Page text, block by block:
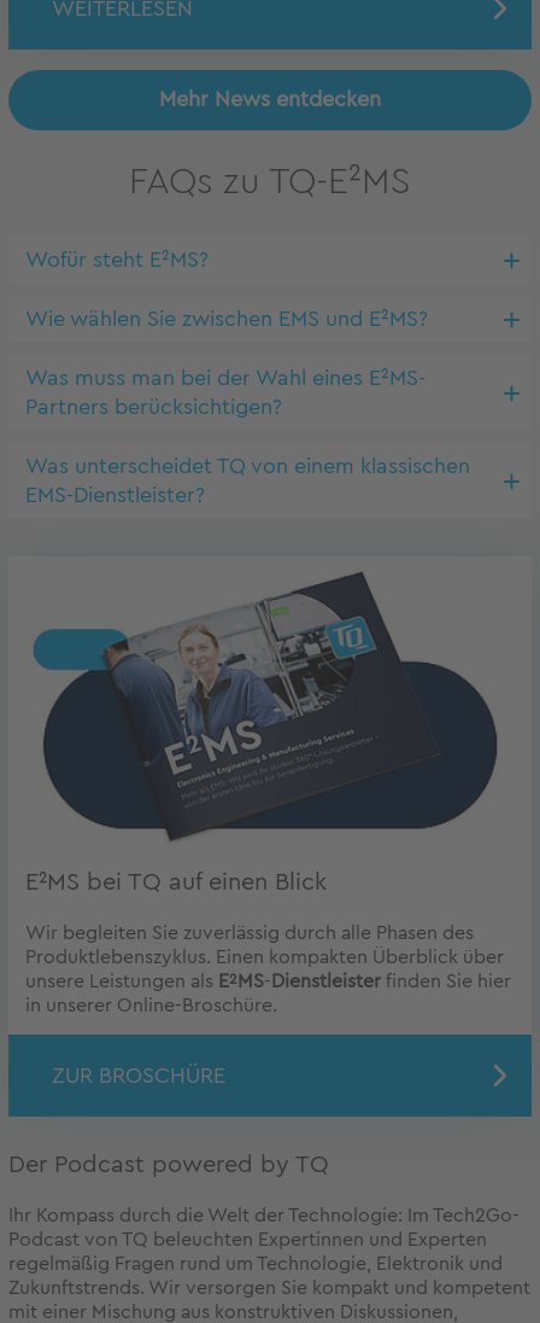
WEITERLESEN
Mehr News entdecken
FAQs zu TQ-E²MS
Wofür steht E²MS?
Wie wählen Sie zwischen EMS und E²MS?
Was muss man bei der Wahl eines E²MS-
Partners berücksichtigen?
Was unterscheidet TQ von einem klassischen
EMS-Dienstleister?
E²MS bei TQ auf einen Blick
Wir begleiten Sie zuverlässig durch alle Phasen des
Produktlebenszyklus. Einen kompakten Überblick über
unsere Leistungen als E2 MS- Dienstleister finden Sie hier
in unserer Online-Broschüre.
ZUR BROSCHÜRE
Der Podcast powered by TQ
Ihr Kompass durch die Welt der Technologie: Im Tech2Go-
Podcast von TQ beleuchten Expertinnen und Experten
regelmäßig Fragen rund um Technologie, Elektronik und
Zukunftstrends. Wir versorgen Sie kompakt und kompetent
mit einer Mischung aus konstruktiven Diskussionen,